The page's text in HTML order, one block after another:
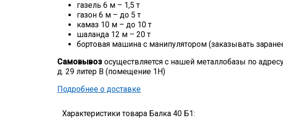
газель 6 м – 1,5 т
газон 6 м – до 5 т
камаз 10 м – до 10 т
шаланда 12 м – 20 т
бортовая машина с манипулятором (заказывать
Самовывоз осуществляется с нашей металлобазы по
д. 29 литер В (помещение 1Н)
Подробнее о доставке
Характеристики товара Балка 40 Б1: